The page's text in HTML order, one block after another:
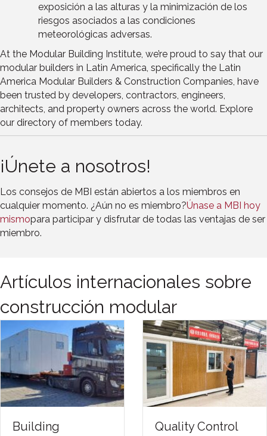
exposición a las alturas y la minimización de los
riesgos asociados a las condiciones
meteorológicas adversas.
At the Modular Building Institute, we’re proud to say that our
modular builders in Latin America, specifically the Latin
America Modular Builders & Construction Companies, have
been trusted by developers, contractors, engineers,
architects, and property owners across the world. Explore
our directory of members today.
¡Únete a nosotros!
Los consejos de MBI están abiertos a los miembros en
cualquier momento. ¿Aún no es miembro?Únase a MBI hoy
mismopara participar y disfrutar de todas las ventajas de ser
miembro.
Artículos internacionales sobre
construcción modular
Housing Without
Europe’s